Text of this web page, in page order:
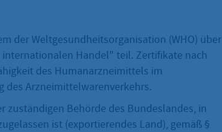
der Weltgesundheitsorganisation (WHO) über
Handel" teil. Zertifikate nach
des Humanarzneimittels im
des Arzneimittelwarenverkehrs.
Behörde des Bundeslandes, in
ist (exportierendes Land), gemäß §